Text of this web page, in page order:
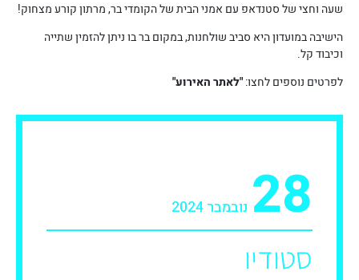
שעה וחצי של סטנדאפ עם אמני הבית של הקומדי בר, מרתון קורע מצחוק!
הישיבה במועדון היא סביב שולחנות, במקום בר בו ניתן להזמין שתייה
וכיבוד קל.
לפרטים נוספים לחצו:"לאתר האירוע"
28 נובמבר 2024
סטודיו